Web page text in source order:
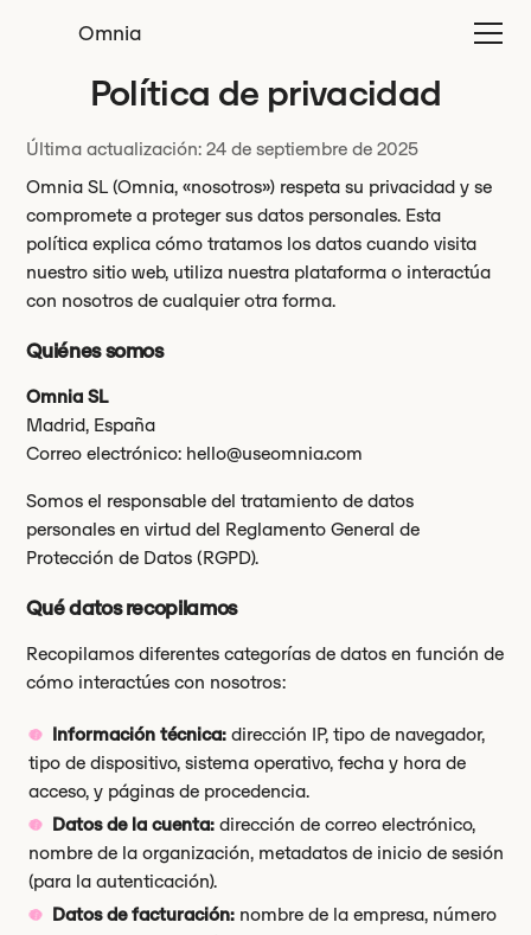
Omnia
Política de privacidad
Última actualización: 24 de septiembre de 2025
Omnia SL (Omnia, «nosotros») respeta su privacidad y se
compromete a proteger sus datos personales. Esta
política explica cómo tratamos los datos cuando visita
nuestro sitio web, utiliza nuestra plataforma o interactúa
con nosotros de cualquier otra forma.
Quiénes somos
Omnia SL
Madrid, España
Correo electrónico: hello@useomnia.com
Somos el responsable del tratamiento de datos
personales en virtud del Reglamento General de
Protección de Datos (RGPD).
Qué datos recopilamos
Recopilamos diferentes categorías de datos en función de
cómo interactúes con nosotros:
Información técnica: dirección IP, tipo de navegador,
tipo de dispositivo, sistema operativo, fecha y hora de
acceso, y páginas de procedencia.
Datos de la cuenta: dirección de correo electrónico,
nombre de la organización, metadatos de inicio de sesión
(para la autenticación).
Datos de facturación: nombre de la empresa, número